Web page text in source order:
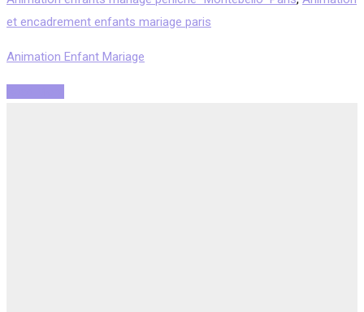
et encadrement enfants mariage paris
Animation Enfant Mariage